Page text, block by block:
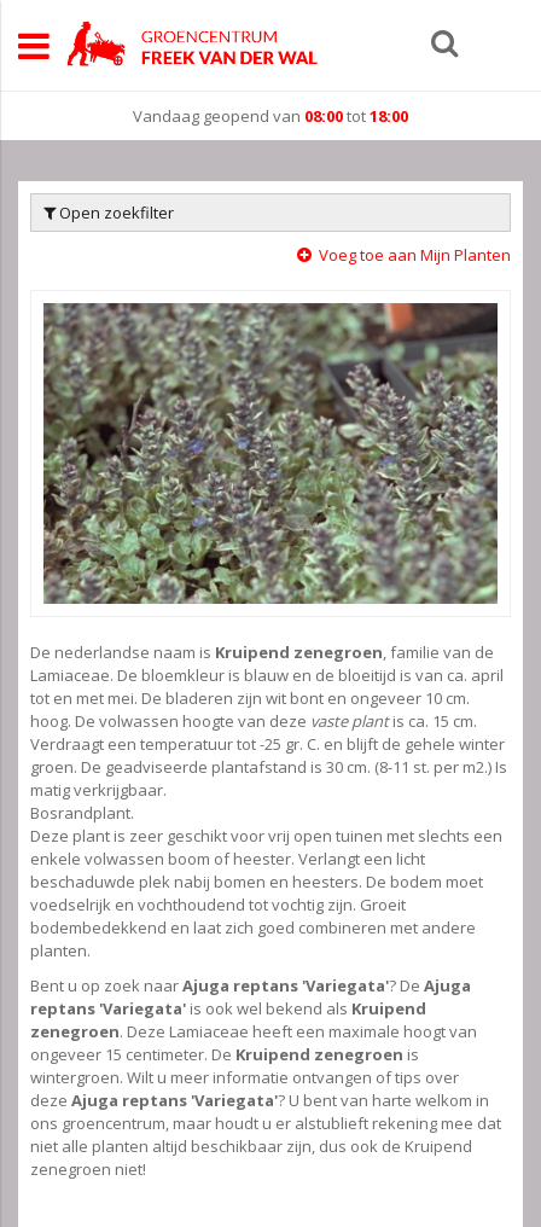
Vandaag geopend van 08:00tot18:00
Open zoekfilter
Voeg toe aan Mijn Planten
De nederlandse naam is Kruipend zenegroen, familie van de
Lamiaceae. De bloemkleur is blauw en de bloeitijd is van ca. april
tot en met mei. De bladeren zijn wit bont en ongeveer 10 cm.
hoog. De volwassen hoogte van deze vaste plantis ca. 15 cm.
Verdraagt een temperatuur tot -25 gr. C. en blijft de gehele winter
groen. De geadviseerde plantafstand is 30 cm. (8-11 st. per m2.) Is
matig verkrijgbaar.
Bosrandplant.
Deze plant is zeer geschikt voor vrij open tuinen met slechts een
enkele volwassen boom of heester. Verlangt een licht
beschaduwde plek nabij bomen en heesters. De bodem moet
voedselrijk en vochthoudend tot vochtig zijn. Groeit
bodembedekkend en laat zich goed combineren met andere
planten.
Bent u op zoek naarAjuga reptans 'Variegata'? De Ajuga
reptans 'Variegata' is ook wel bekend als Kruipend
zenegroen. Deze Lamiaceae heeft een maximale hoogt van
ongeveer 15 centimeter. De Kruipend zenegroen is
wintergroen. Wilt u meer informatie ontvangen of tips over
deze Ajuga reptans 'Variegata'? U bent van harte welkom in
ons groencentrum, maar houdt u er alstublieft rekening mee dat
niet alle planten altijd beschikbaar zijn, dus ook de Kruipend
zenegroen niet!